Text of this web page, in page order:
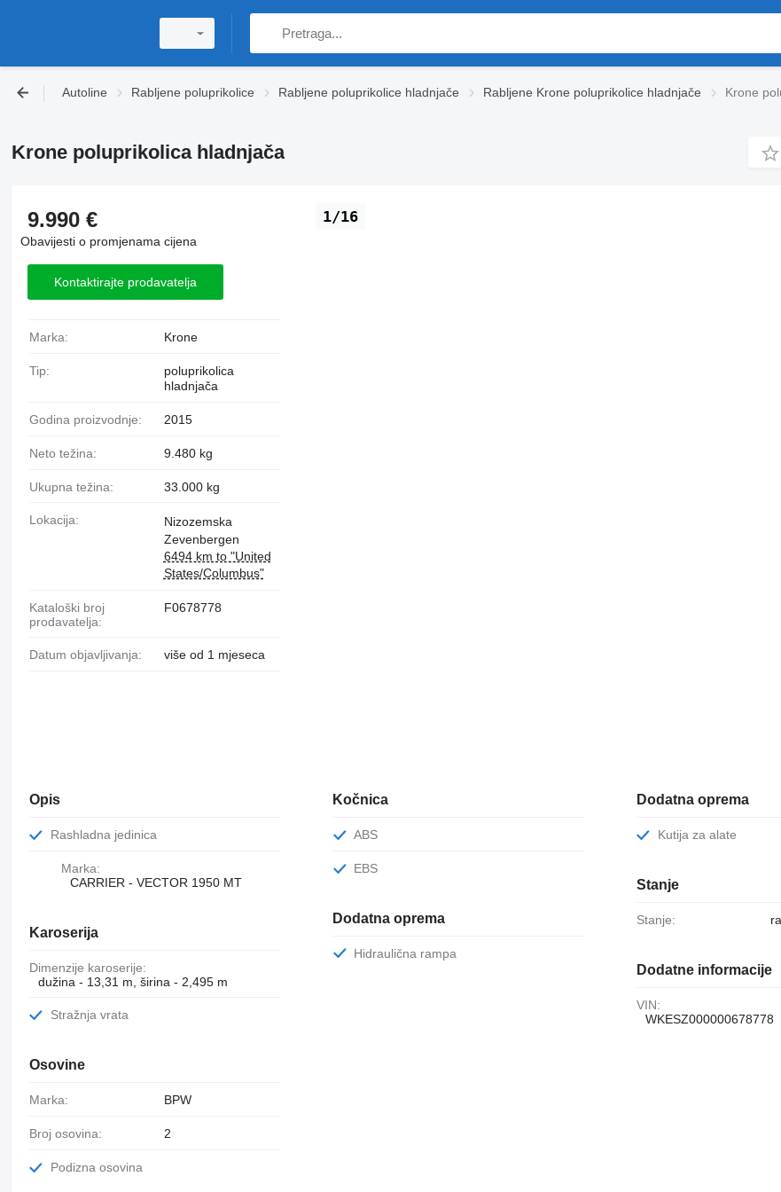
Autoline Rabljene poluprikolice Rabljene poluprikolice hladnjače Rabljene Krone poluprikolice hladnjače Krone
Krone poluprikolica hladnjača
1/16
9.990 €
Obavijesti o promjenama cijena
Kontaktirajte prodavatelja
Marka: Krone
Tip:
poluprikolica
hladnjača
Godina proizvodnje: 2015
Neto težina: 9.480 kg
Ukupna težina: 33.000 kg
Lokacija:
Nizozemska
Zevenbergen
6494 km to "United
States/Columbus"
Kataloški broj
prodavatelja:
F0678778
Datum objavljivanja: više od 1 mjeseca
Opis
Rashladna jedinica
Marka:
CARRIER - VECTOR 1950 MT
Karoserija
Dimenzije karoserije:
dužina - 13,31 m, širina - 2,495 m
Stražnja vrata
Osovine
Marka: BPW
Broj osovina: 2
Podizna osovina
Kočnica
ABS
EBS
Dodatna oprema
Hidraulična rampa
Dodatna oprema
Kutija za alate
Stanje
Stanje:
Dodatne informacije
VIN:
WKESZ000000678778